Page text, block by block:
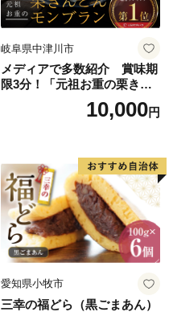
岐阜県中津川市
メディアで多数紹介 賞味期
限3分！「元祖お重の栗きん
とんモンブラン」 【未来の
ご褒美】スイーツ 栗 モンブ
子 菓子 F4N-2298
10,000円
愛知県小牧市
三幸の福どら（黒ごまあん）